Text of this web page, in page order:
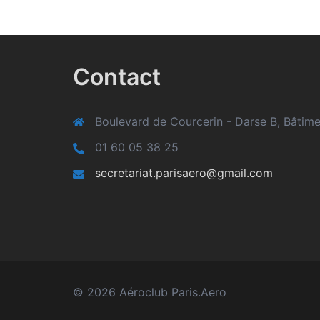
Contact
Boulevard de Courcerin - Darse B,
01 60 05 38 25
secretariat.parisaero@gmail.com
© 2026 Aéroclub Paris.Aero